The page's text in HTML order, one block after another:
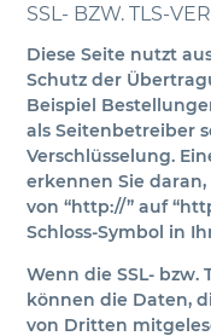
SSL- BZW. TLS-
Diese Seite nutzt
Schutz der
Beispiel
als Seitenbetreiber
Verschlüsselung.
erkennen Sie daran,
von “http://” auf
Schloss-Symbol in
Wenn die SSL- bzw.
können die Daten,
von Dritten